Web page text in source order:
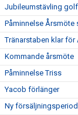
Jubileumstävling golf
Påminnelse
Tränarstaben klar för
Kommande årsmöte
Påminnelse Triss
Yacob förlänger
Ny